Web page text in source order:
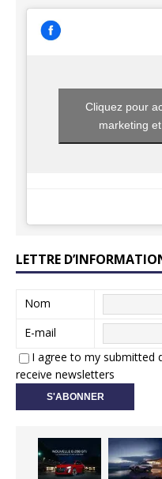
Cliquez pour
marketing
LETTRE
Nom
E-mail
I agree to my submitted
receive newsletters